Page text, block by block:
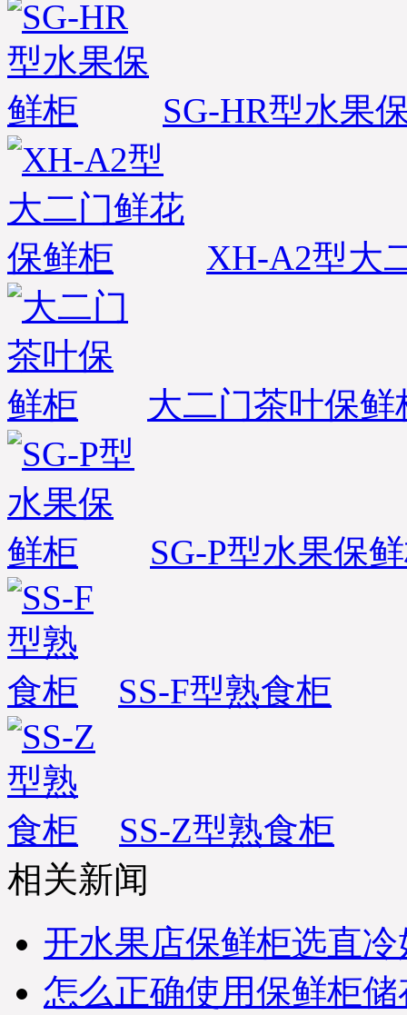
SG-HR型水果
XH-A2型大
大二门茶叶保鲜
SG-P型水果保
SS-F型熟食柜
SS-Z型熟食柜
相关新闻
开水果店保鲜柜选直
怎么正确使用保鲜柜